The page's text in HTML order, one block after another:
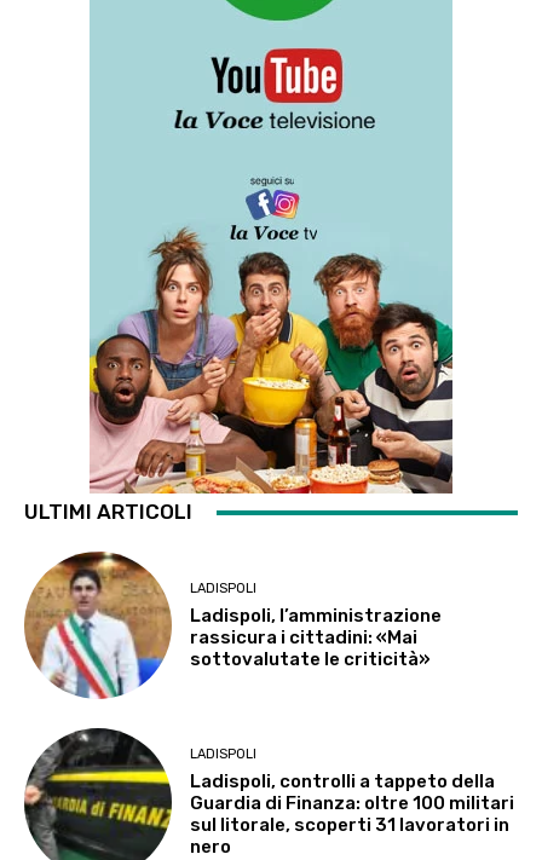
ULTIMI ARTICOLI
LADISPOLI
Ladispoli, l’amministrazione
rassicura i cittadini: «Mai
sottovalutate le criticità»
LADISPOLI
Ladispoli, controlli a tappeto della
Guardia di Finanza: oltre 100 militari
sul litorale, scoperti 31 lavoratori in
nero